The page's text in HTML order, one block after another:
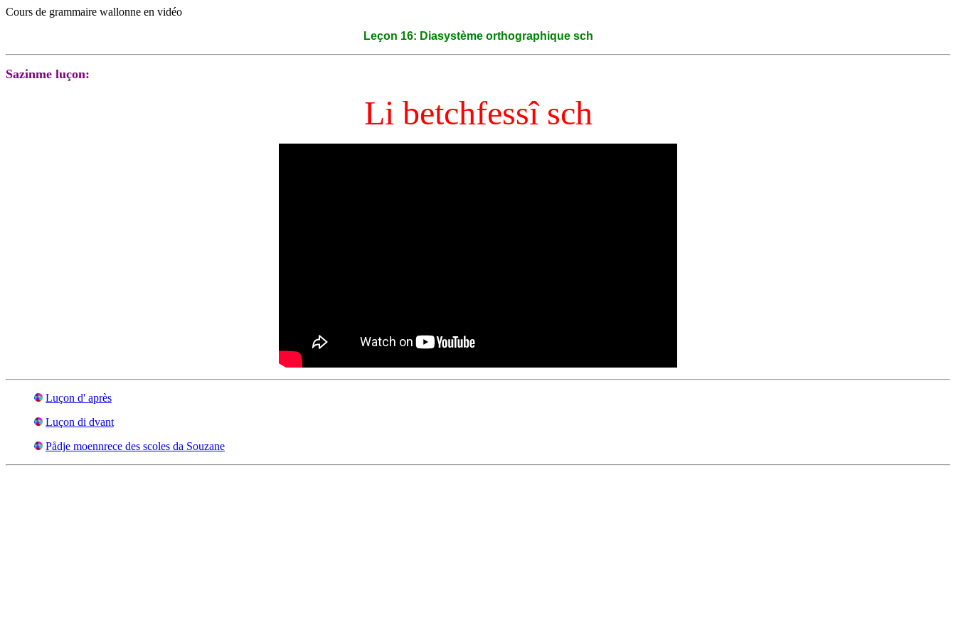
Cours de grammaire wallonne en vidéo
Leçon 16: Diasystème orthographique sch
Sazinme luçon:
Li betchfessî sch
Luçon d' après
Luçon di dvant
Pådje moennrece des scoles da Souzane